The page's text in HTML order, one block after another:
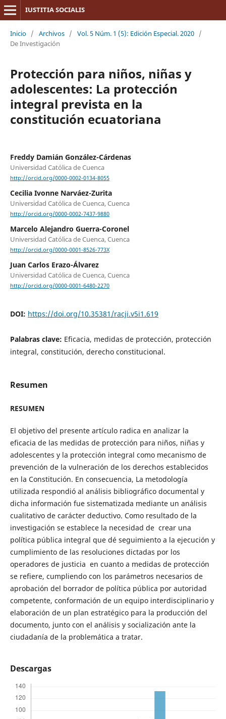
IUSTITIA SOCIALIS
Inicio / Archivos / Vol. 5 Núm. 1 (5): Edición Especial. 2020 /
De Investigación
Protección para niños, niñas y
adolescentes: La protección
integral prevista en la
constitución ecuatoriana
Freddy Damián González-Cárdenas
Universidad Católica de Cuenca
http://orcid.org/0000-0002-0134-8055
Cecilia Ivonne Narváez-Zurita
Universidad Católica de Cuenca, Cuenca
http://orcid.org/0000-0002-7437-9880
Marcelo Alejandro Guerra-Coronel
Universidad Católica de Cuenca, Cuenca
http://orcid.org/0000-0001-8526-773X
Juan Carlos Erazo-Álvarez
Universidad Católica de Cuenca, Cuenca
http://orcid.org/0000-0001-6480-2270
DOI: https://doi.org/10.35381/racji.v5i1.619
Palabras clave: Eficacia, medidas de protección, protección
integral, constitución, derecho constitucional.
Resumen
RESUMEN
El objetivo del presente artículo radica en analizar la
eficacia de las medidas de protección para niños, niñas y
adolescentes y la protección integral como mecanismo de
prevención de la vulneración de los derechos establecidos
en la Constitución. En consecuencia, La metodología
utilizada respondió al análisis bibliográfico documental y
dicha información fue sistematizada mediante un análisis
cualitativo de carácter deductivo. Como resultado de la
investigación se establece la necesidad de crear una
política pública integral que dé seguimiento a la ejecución y
cumplimiento de las resoluciones dictadas por los
operadores de justicia en cuanto a medidas de protección
se refiere, cumpliendo con los parámetros necesarios de
aprobación del borrador de política pública por autoridad
competente, conformación de un equipo interdisciplinario y
elaboración de un plan estratégico para la producción del
documento, junto con el análisis y socialización ante la
ciudadanía de la problemática a tratar.
Descargas